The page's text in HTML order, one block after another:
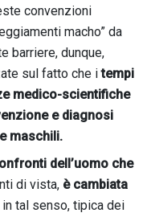
convenzioni
macho” da
barriere, dunque,
sul fatto che itempi
medico-scientifiche
e diagnosi
maschili.
dell’uomo che
di vista, è cambiata
tal senso, tipica dei